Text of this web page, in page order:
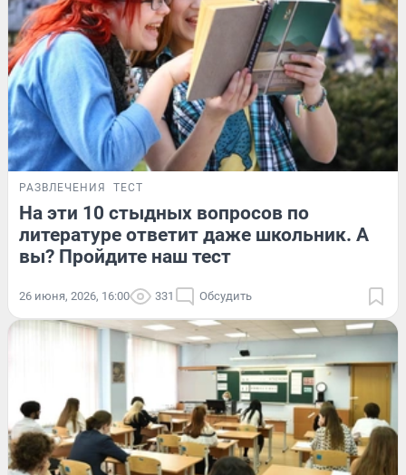
РАЗВЛЕЧЕНИЯ ТЕСТ
На эти 10 стыдных вопросов по
литературе ответит даже школьник. А
вы? Пройдите наш тест
26 июня, 2026, 16:00 331 Обсудить